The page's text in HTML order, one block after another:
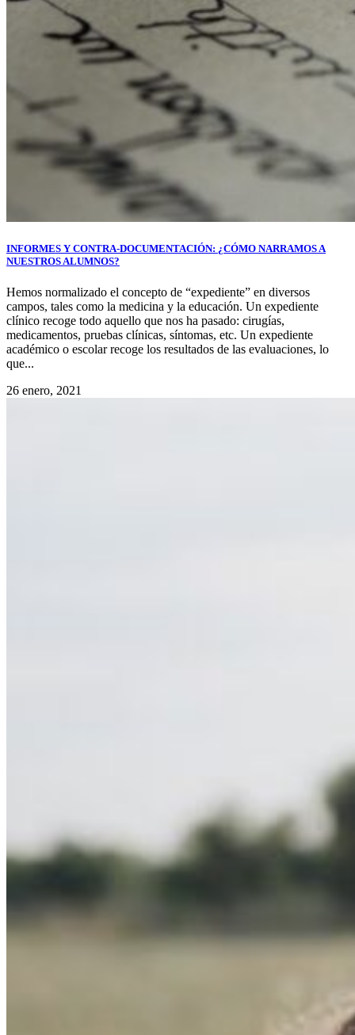
INFORMES Y CONTRA-DOCUMENTACIÓN: ¿CÓMO NARRAMOS A
NUESTROS ALUMNOS?
Hemos normalizado el concepto de “expediente” en diversos
campos, tales como la medicina y la educación. Un expediente
clínico recoge todo aquello que nos ha pasado: cirugías,
medicamentos, pruebas clínicas, síntomas, etc. Un expediente
académico o escolar recoge los resultados de las evaluaciones, lo
que...
26 enero, 2021